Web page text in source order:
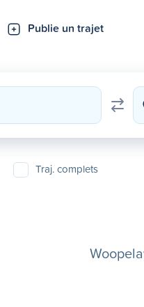
Publie un trajet
Traj. complets